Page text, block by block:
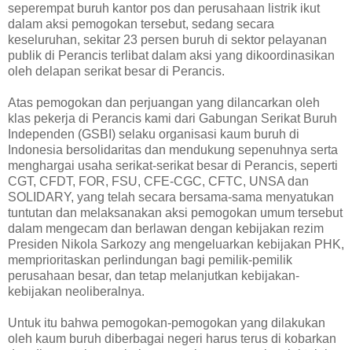
seperempat buruh kantor pos dan perusahaan listrik ikut
dalam aksi pemogokan tersebut, sedang secara
keseluruhan, sekitar 23 persen buruh di sektor pelayanan
publik di Perancis terlibat dalam aksi yang dikoordinasikan
oleh delapan serikat besar di Perancis.
Atas pemogokan dan perjuangan yang dilancarkan oleh
klas pekerja di Perancis kami dari Gabungan Serikat Buruh
Independen (GSBI) selaku organisasi kaum buruh di
Indonesia bersolidaritas dan mendukung sepenuhnya serta
menghargai usaha serikat-serikat besar di Perancis, seperti
CGT, CFDT, FOR, FSU, CFE-CGC, CFTC, UNSA dan
SOLIDARY, yang telah secara bersama-sama menyatukan
tuntutan dan melaksanakan aksi pemogokan umum tersebut
dalam mengecam dan berlawan dengan kebijakan rezim
Presiden Nikola Sarkozy ang mengeluarkan kebijakan PHK,
memprioritaskan perlindungan bagi pemilik-pemilik
perusahaan besar, dan tetap melanjutkan kebijakan-
kebijakan neoliberalnya.
Untuk itu bahwa pemogokan-pemogokan yang dilakukan
oleh kaum buruh diberbagai negeri harus terus di kobarkan